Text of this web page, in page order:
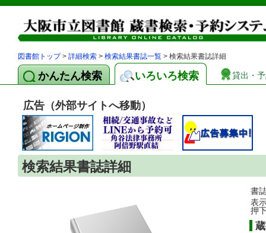
図書館トップ> 詳細検索 > 検索結果書誌一覧 > 検索結果書誌詳細
かんたん検索 いろいろ検索 貸出・
広告（外部サイトへ移動）
検索結果書誌詳細
書
表
押